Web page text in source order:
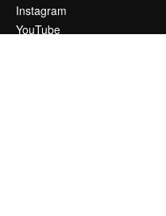
Instagram
YouTube